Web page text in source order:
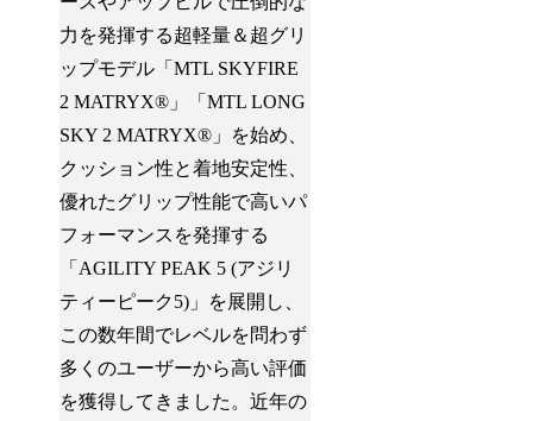
力を発揮する超軽量＆超グリ
ップモデル「MTL SKYFIRE
2 MATRYX®」「MTL LONG
SKY 2 MATRYX®」を始め、
クッション性と着地安定性、
優れたグリップ性能で高いパ
フォーマンスを発揮する
「AGILITY PEAK 5 (アジリ
ティーピーク5)」を展開し、
この数年間でレベルを問わず
多くのユーザーから高い評価
を獲得してきました。近年の